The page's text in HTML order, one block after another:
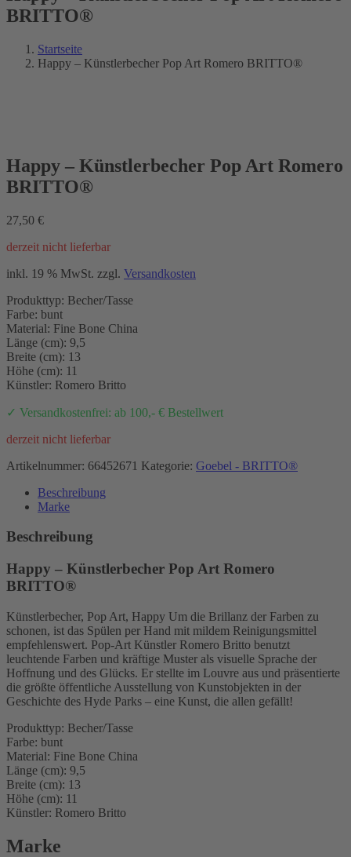
BRITTO®
Startseite
Happy – Künstlerbecher Pop Art Romero BRITTO®
Happy – Künstlerbecher Pop Art Romero
BRITTO®
27,50 €
derzeit nicht lieferbar
inkl. 19 % MwSt. zzgl. Versandkosten
Produkttyp: Becher/Tasse
Farbe: bunt
Material: Fine Bone China
Länge (cm): 9,5
Breite (cm): 13
Höhe (cm): 11
Künstler: Romero Britto
✓ Versandkostenfrei: ab 100,- € Bestellwert
derzeit nicht lieferbar
Artikelnummer: 66452671 Kategorie: Goebel - BRITTO®
Beschreibung
Marke
Beschreibung
Happy – Künstlerbecher Pop Art Romero
BRITTO®
Künstlerbecher, Pop Art, Happy Um die Brillanz der Farben zu
schonen, ist das Spülen per Hand mit mildem Reinigungsmittel
empfehlenswert. Pop-Art Künstler Romero Britto benutzt
leuchtende Farben und kräftige Muster als visuelle Sprache der
Hoffnung und des Glücks. Er stellte im Louvre aus und präsentierte
die größte öffentliche Ausstellung von Kunstobjekten in der
Geschichte des Hyde Parks – eine Kunst, die allen gefällt!
Produkttyp: Becher/Tasse
Farbe: bunt
Material: Fine Bone China
Länge (cm): 9,5
Breite (cm): 13
Höhe (cm): 11
Künstler: Romero Britto
Marke